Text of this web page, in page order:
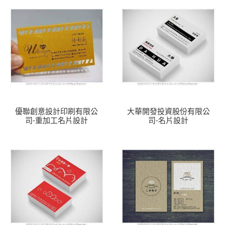
優聯創意設計印刷有限公
司-重加工名片設計
大華開發投資股份有限公
司-名片設計